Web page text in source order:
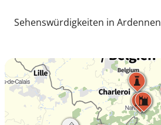
Sehenswürdigkeiten in Ardennen